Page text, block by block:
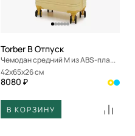
Torber В Отпуск
Чемодан средний M из ABS-пластика
42x65x26 см
8080 ₽
В КОРЗИНУ